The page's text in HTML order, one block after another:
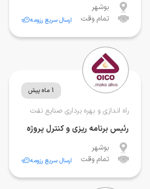
بوشهر
تمام وقت
ارسال سریع رزومه
1 ماه پیش
راه اندازی و بهره برداری صنایع نفت
رئیس برنامه ریزی و کنترل پروژه
بوشهر
تمام وقت
ارسال سریع رزومه